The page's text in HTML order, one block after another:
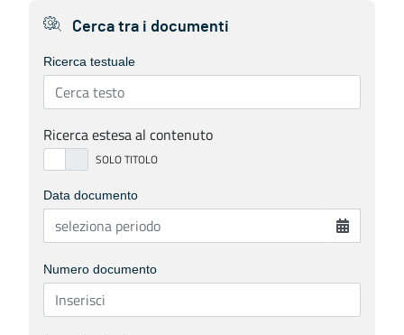
Cerca tra i documenti
Ricerca testuale
Ricerca estesa al contenuto
Data documento
Numero documento